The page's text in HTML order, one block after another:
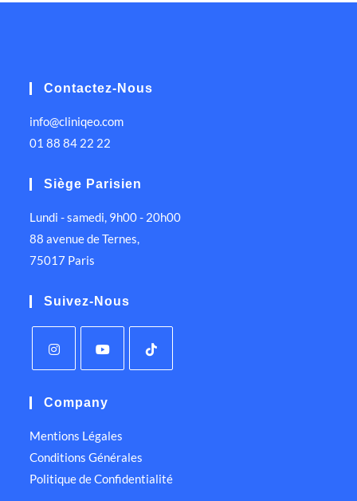
Contactez-Nous
info@cliniqeo.com
01 88 84 22 22
Siège Parisien
Lundi - samedi, 9h00 - 20h00
88 avenue de Ternes,
75017 Paris
Suivez-Nous
Company
Mentions Légales
Conditions Générales
Politique de Confidentialité